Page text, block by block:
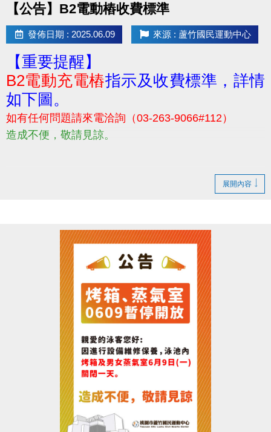
【公告】B2電動樁收費標準
發佈日期 : 2025.06.09 來源 : 蘆竹國民運動中心
【重要提醒】
B2電動充電樁指示及收費標準，詳情
如下圖。
如有任何問題請來電洽詢（03-263-9066#112）
造成不便，敬請見諒。
展開內容